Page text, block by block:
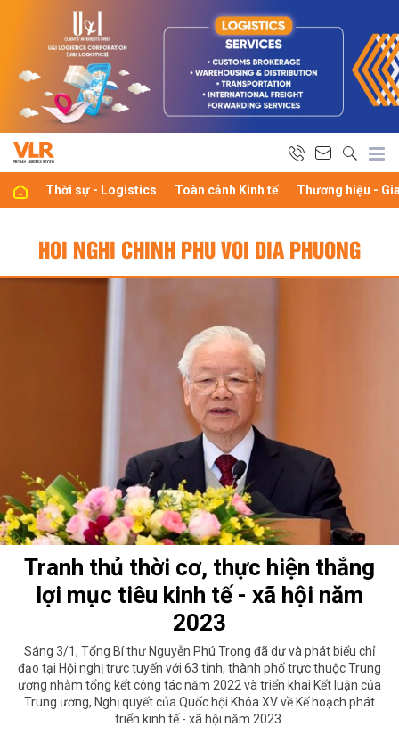
Thời sự - Logistics Toàn cảnh Kinh tế Thương hiệu -
HOI NGHI CHINH PHU VOI DIA PHUONG
Tranh thủ thời cơ, thực hiện thắng
lợi mục tiêu kinh tế - xã hội năm
2023
Sáng 3/1, Tổng Bí thư Nguyễn Phú Trọng đã dự và phát biểu chỉ
đạo tại Hội nghị trực tuyến với 63 tỉnh, thành phố trực thuộc Trung
ương nhằm tổng kết công tác năm 2022 và triển khai Kết luận của
Trung ương, Nghị quyết của Quốc hội Khóa XV về Kế hoạch phát
triển kinh tế - xã hội năm 2023.